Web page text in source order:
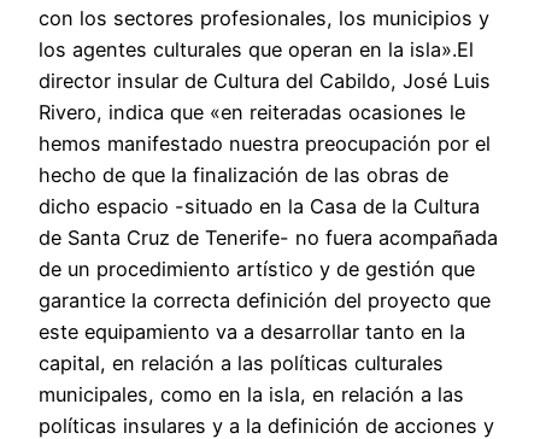
con los sectores profesionales, los municipios y
los agentes culturales que operan en la isla».El
director insular de Cultura del Cabildo, José Luis
Rivero, indica que «en reiteradas ocasiones le
hemos manifestado nuestra preocupación por el
hecho de que la finalización de las obras de
dicho espacio -situado en la Casa de la Cultura
de Santa Cruz de Tenerife- no fuera acompañada
de un procedimiento artístico y de gestión que
garantice la correcta definición del proyecto que
este equipamiento va a desarrollar tanto en la
capital, en relación a las políticas culturales
municipales, como en la isla, en relación a las
políticas insulares y a la definición de acciones y